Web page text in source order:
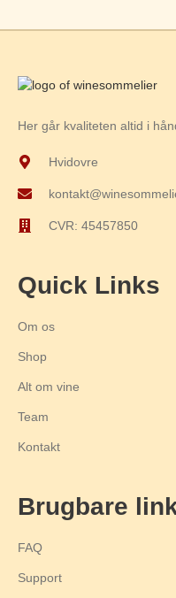
Her går kvaliteten altid i
Hvidovre
CVR: 45457850
Quick Links
Om os
Shop
Alt om vine
Team
Kontakt
Brugbare
FAQ
Support